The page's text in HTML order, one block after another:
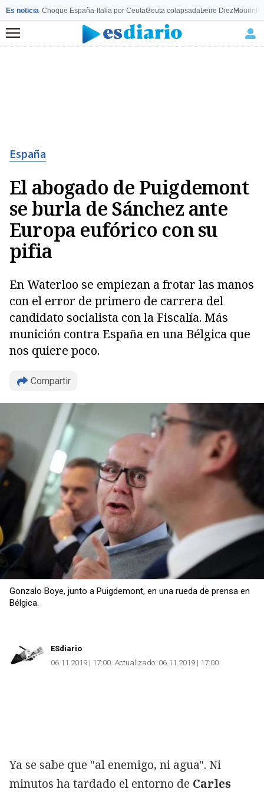
Es noticia Choque España-Italia por CeutaCeuta colapsadaLeire Diez
Menú
España
El abogado de Puigdemont
se burla de Sánchez ante
Europa eufórico con su
pifia
En Waterloo se empiezan a frotar las manos
con el error de primero de carrera del
candidato socialista con la Fiscalía. Más
munición contra España en una Bélgica que
nos quiere poco.
Compartir
Gonzalo Boye, junto a Puigdemont, en una rueda de prensa en
Bélgica.
ESdiario
06.11.2019 | 17:00 Actualizado: 06.11.2019 | 17:00
Ya se sabe que "al enemigo, ni agua". Ni
minutos ha tardado el entorno de Carles